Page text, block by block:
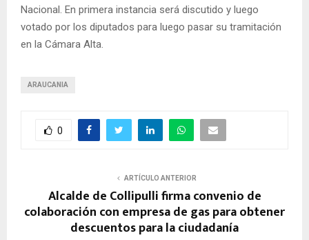
Nacional. En primera instancia será discutido y luego
votado por los diputados para luego pasar su tramitación
en la Cámara Alta.
ARAUCANIA
0
ARTÍCULO ANTERIOR
Alcalde de Collipulli firma convenio de
colaboración con empresa de gas para obtener
descuentos para la ciudadanía